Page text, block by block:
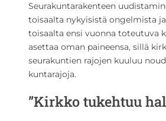
Seurakuntarakenteen
toisaalta nykyisistä ongelmista
toisaalta ensi vuonna toteutuva
asettaa oman paineensa, sillä
seurakuntien rajojen kuuluu
kuntarajoja.
”Kirkko tukehtuu